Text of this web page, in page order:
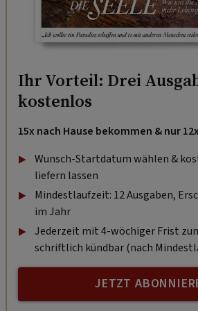
Ihr Vorteil: Drei
kostenlos
15x nach Hause bekommen & nur
Wunsch-Startdatum wählen &
liefern lassen
Mindestlaufzeit: 12 Ausgaben,
im Jahr
Jederzeit mit 4-wöchiger Frist
schriftlich kündbar (nach
JETZT